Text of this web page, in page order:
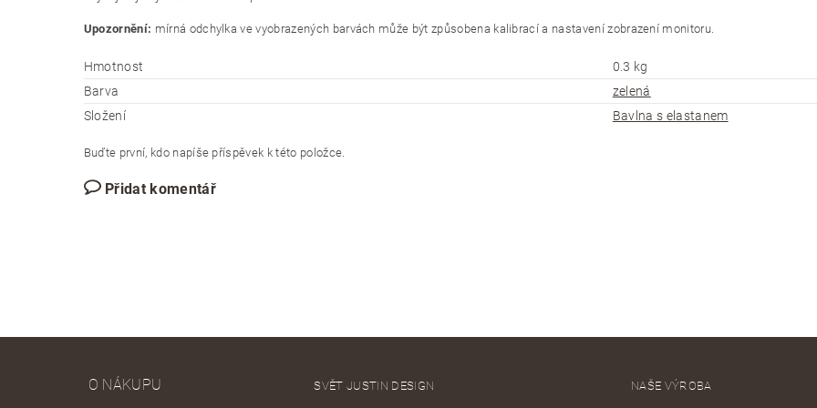
Upozornění: mírná odchylka ve vyobrazených barvách může být způsobena kalibrací a nastavení zobrazení monitoru.
Hmotnost
0.3 kg
Barva
zelená
Složení
Bavlna s elastanem
Buďte první, kdo napíše příspěvek k této položce.
Přidat komentář
O NÁKUPU SVĚT JUSTIN DESIGN NAŠE VÝROBA